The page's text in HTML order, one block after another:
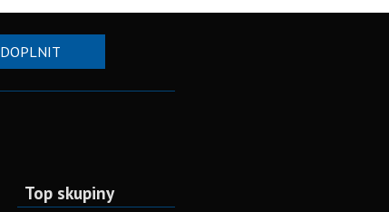
DOPLNIT
Top skupiny